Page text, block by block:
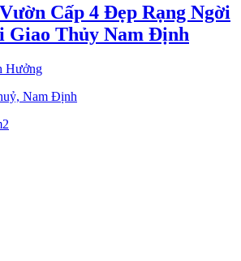
Cấp 4 Đẹp Rạng Ngời
Giao Thủy Nam Định
Hưởng
Nam Định